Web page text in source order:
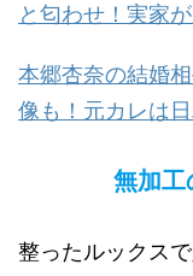
と匂わせ！実家
本郷杏奈の結婚
像も！元カレは
無加工
整ったルックス